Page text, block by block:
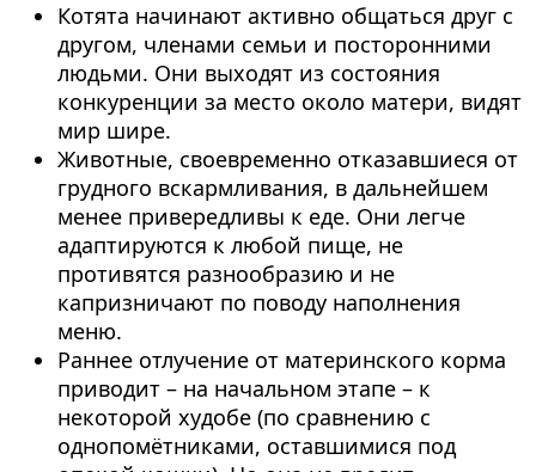
Котята начинают активно общаться друг с
другом, членами семьи и посторонними
людьми. Они выходят из состояния
конкуренции за место около матери, видят
мир шире.
Животные, своевременно отказавшиеся от
грудного вскармливания, в дальнейшем
менее привередливы к еде. Они легче
адаптируются к любой пище, не
противятся разнообразию и не
капризничают по поводу наполнения
меню.
Раннее отлучение от материнского корма
приводит – на начальном этапе – к
некоторой худобе (по сравнению с
однопомётниками, оставшимися под